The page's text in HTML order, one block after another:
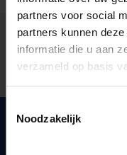
partners voor social
partners kunnen
informatie die u aan
verzameld op basis
Noodzakelijk
Stond er een